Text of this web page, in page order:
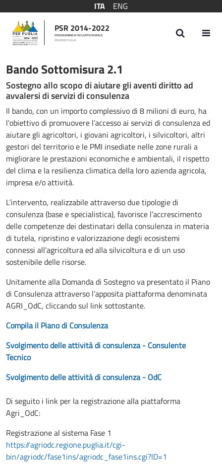
ITA
ENG
PSR 2014-2022
PROGRAMMA DI SVILUPPO RURALE
REGIONE PUGLIA
Bando Sottomisura 2.1
Bando Sottomisura 2.1
Sostegno allo scopo di aiutare gli aventi diritto ad
avvalersi di servizi di consulenza
Il bando, con un importo complessivo di 8 milioni di euro, ha
l'obiettivo di promuovere l’accesso ai servizi di consulenza ed
aiutare gli agricoltori, i giovani agricoltori, i silvicoltori, altri
gestori del territorio e le PMI insediate nelle zone rurali a
migliorare le prestazioni economiche e ambientali, il rispetto
del clima e la resilienza climatica della loro azienda agricola,
impresa e/o attività.
L’intervento, realizzabile attraverso due tipologie di
consulenza (base e specialistica), favorisce l’accrescimento
delle competenze dei destinatari della consulenza in materia
di tutela, ripristino e valorizzazione degli ecosistemi
connessi all’agricoltura ed alla silvicoltura e di un uso
sostenibile delle risorse.
Unitamente alla Domanda di Sostegno va presentato il Piano
di Consulenza attraverso l’apposita piattaforma denominata
AGRI_OdC, cliccando sul link sottostante.
Compila il Piano di Consulenza
Svolgimento delle attività di consulenza - Consulente
Tecnico
Svolgimento delle attività di consulenza - OdC
Di seguito i link per la registrazione alla piattaforma
Agri_OdC:
Registrazione al sistema Fase 1
https://agriodc.regione.puglia.it/cgi-
bin/agriodc/fase1ins/agriodc_fase1ins.cgi?ID=1